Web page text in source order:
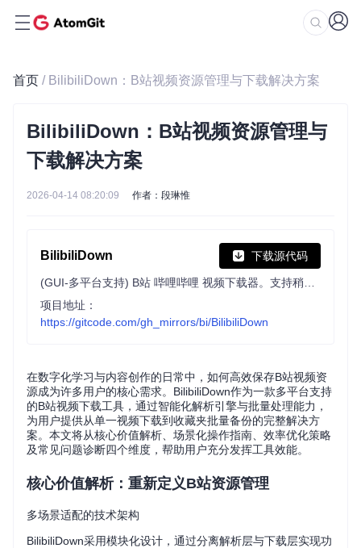
首页 / BilibiliDown：B站视频资源管理与下载解决方案
BilibiliDown：B站视频资源管理与
下载解决方案
2026-04-14 08:20:09 作者：段琳惟
BilibiliDown 下载源代码
项目地址：
https://gitcode.com/gh_mirrors/bi/BilibiliDown
在数字化学习与内容创作的日常中，如何高效保存B站视频资
源成为许多用户的核心需求。BilibiliDown作为一款多平台支持
的B站视频下载工具，通过智能化解析引擎与批量处理能力，
为用户提供从单一视频下载到收藏夹批量备份的完整解决方
案。本文将从核心价值解析、场景化操作指南、效率优化策略
及常见问题诊断四个维度，帮助用户充分发挥工具效能。
核心价值解析：重新定义B站资源管理
多场景适配的技术架构
BilibiliDown采用模块化设计，通过分离解析层与下载层实现功